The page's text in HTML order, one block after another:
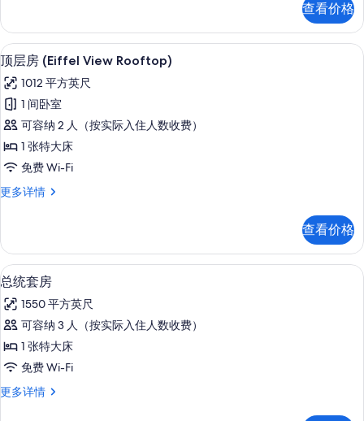
有
照
片
by
Coppola)
更
多
信
息
查看价格
显
示
顶
层
房
(Eiffel
View
Rooftop)
有
照
片
顶层房 (Eiffel View Rooftop) | 高档床
9
顶层房 (Eiffel View Rooftop)
1012 平方英尺
1 间卧室
可容纳 2 人（按实际入住人数收费）
1 张特大床
免费 Wi-Fi
更多详情
顶
View
Rooftop)
更
信
息
查看价格
显
示
总
统
套
的
高档床上用品、记忆海绵床垫、迷你
11
总统套房
1550 平方英尺
可容纳 3 人（按实际入住人数收费）
1 张特大床
免费 Wi-Fi
更多详情
总